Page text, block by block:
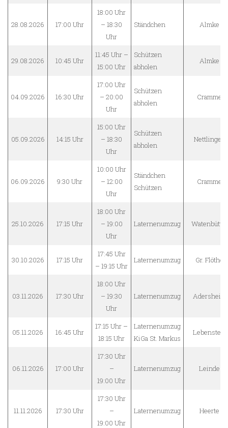
28.08.2026 17:00 Uhr
18:00 Uhr
– 18:30
Uhr
Ständchen Almke
29.08.2026 10:45 Uhr
11:45 Uhr –
15:00 Uhr
Schützen
abholen
Almke
04.09.2026 16:30 Uhr
17:00 Uhr
– 20:00
Uhr
Schützen
abholen
Cramme
05.09.2026 14:15 Uhr
15:00 Uhr
– 18:30
Uhr
Schützen
abholen
Nettlingen
06.09.2026 9:30 Uhr
10:00 Uhr
– 12:00
Uhr
Ständchen
Schützen
Cramme
25.10.2026 17:15 Uhr
18:00 Uhr
– 19:00
Uhr
Laternenumzug Watenbüttel
30.10.2026 17:15 Uhr
17:45 Uhr
– 19:15 Uhr
Laternenumzug Gr. Flöthe
03.11.2026 17:30 Uhr
18:00 Uhr
– 19:30
Uhr
Laternenumzug Adersheim
05.11.2026 16:45 Uhr
17:15 Uhr –
18:15 Uhr
Laternenumzug
KiGa St. Markus
Lebenstedt
06.11.2026 17:00 Uhr
17:30 Uhr
–
19:00 Uhr
Laternenumzug Leinde
11.11.2026 17:30 Uhr
17:30 Uhr
–
19:00 Uhr
Laternenumzug Heerte